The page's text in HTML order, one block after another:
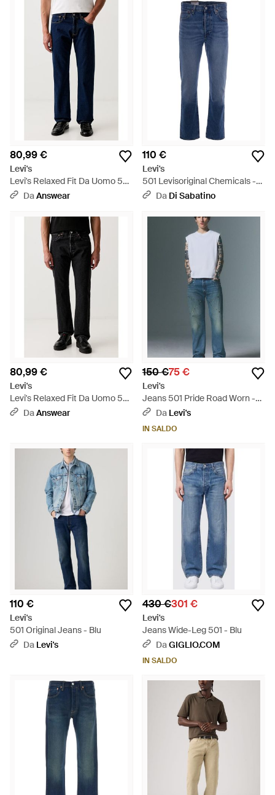
80,99 €
Levi's
Levi's Relaxed Fit Da Uomo 501
Relaxed - Blu
DaAnswear
110 €
Levi's
501 Levisoriginal Chemicals -
Blu Da Di Sabatino
80,99 €
Levi's
Levi's Relaxed Fit Da Uomo 501
Relaxed - Nero
DaAnswear
150 €75 €
Levi's
Jeans 501 Pride Road Worn -
Grigio
Da Levi's
IN SALDO
110 €
Levi's
501 Original Jeans - Blu
Da Levi's
430 €301 €
Levi's
Jeans Wide-Leg 501 - Blu
DaGIGLIO.COM
IN SALDO